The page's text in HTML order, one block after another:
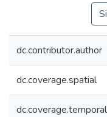
dc.contributor.author
dc.coverage.spatial
dc.coverage.temporal